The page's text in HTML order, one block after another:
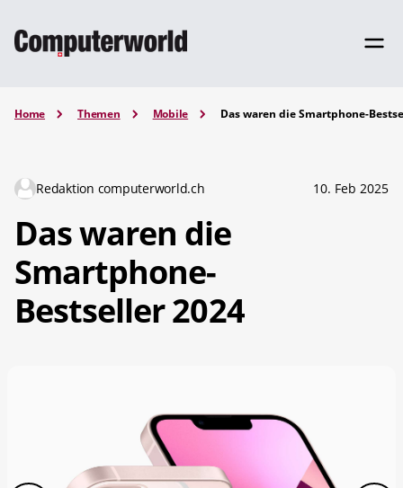
Home Themen Mobile Das waren die Smartphone-
Redaktion computerworld.ch 10. Feb 2025
Das waren die
Smartphone-
Bestseller 2024